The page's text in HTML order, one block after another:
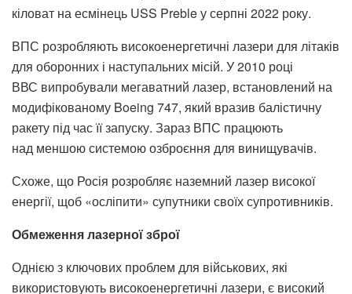
кіловат на есмінець USS Preble у серпні 2022 року.
ВПС розробляють високоенергетичні лазери для літаків
для оборонних і наступальних місій. У 2010 році
ВВС випробували мегаватний лазер, встановлений на
модифікованому Boeing 747, який вразив балістичну
ракету під час її запуску. Зараз ВПС працюють
над меншою системою озброєння для винищувачів.
Схоже, що Росія розробляє наземний лазер високої
енергії, щоб «осліпити» супутники своїх супротивників.
Обмеження лазерної зброї
Однією з ключових проблем для військових, які
використовують високоенергетичні лазери, є високий